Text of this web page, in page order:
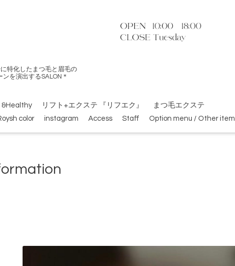
に特化したまつ毛と眉毛の
ンを演出するSALON＊
&Healthy リフト+エクステ 『リフエク』
まつ毛エクステ
color instagram Access Staff Option menu / Other item